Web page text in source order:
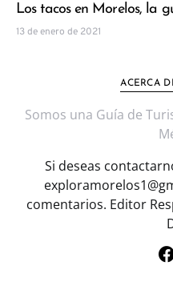
Los tacos en Morelos, la
13 de enero de 2021
ACERCA
Somos una Guía de
Si deseas
comentarios. Editor